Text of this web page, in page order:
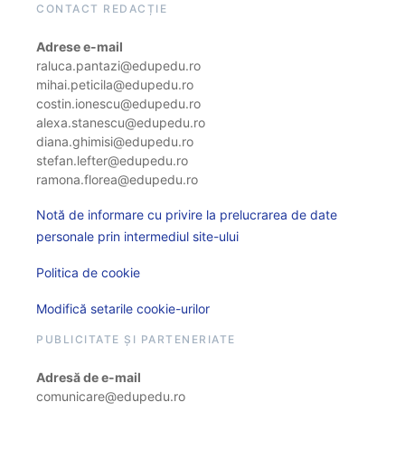
CONTACT REDACȚIE
Adrese e-mail
raluca.pantazi@edupedu.ro
mihai.peticila@edupedu.ro
costin.ionescu@edupedu.ro
alexa.stanescu@edupedu.ro
diana.ghimisi@edupedu.ro
stefan.lefter@edupedu.ro
ramona.florea@edupedu.ro
Notă de informare cu privire la prelucrarea de date
personale prin intermediul site-ului
Politica de cookie
Modifică setarile cookie-urilor
PUBLICITATE ȘI PARTENERIATE
Adresă de e-mail
comunicare@edupedu.ro